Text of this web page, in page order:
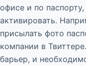
офисе и по
активировать.
присылать фото
компании в
барьер, и